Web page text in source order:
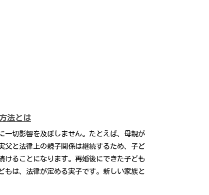
法とは
一切影響を及ぼしません。たとえば、母親が
父と法律上の親子関係は継続するため、子ど
けることになります。再婚後にできた子ども
もは、法律が定める実子です。新しい家族と